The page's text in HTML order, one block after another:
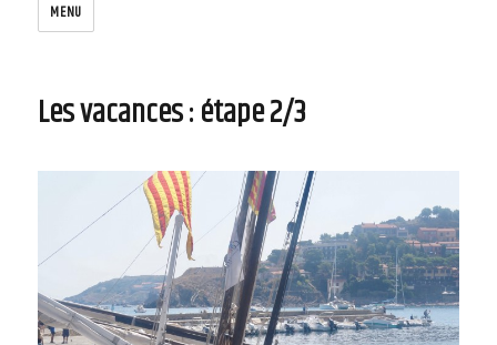
MENU
Les vacances : étape 2/3